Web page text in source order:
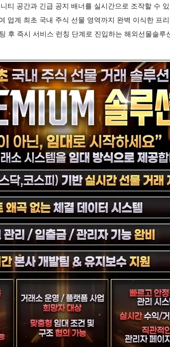
티 공간과 긴급 공지 배너를 실시간으로 조작할 수
업계 최초 국내 주식 선물 영역까지 완벽 이식한 프
후 즉시 서비스 런칭 단계로 진입하는 해외선물솔루